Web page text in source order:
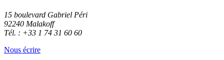
15 boulevard Gabriel Péri
92240 Malakoff
Tél. : +33 1 74 31 60 60
Nous écrire